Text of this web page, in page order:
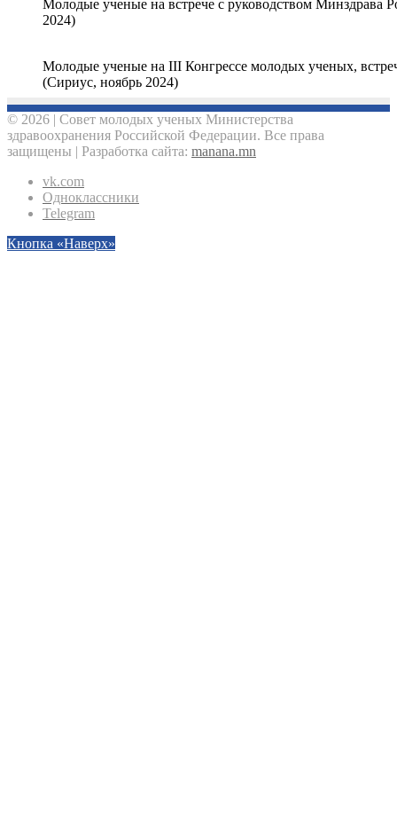
Молодые ученые на встрече с руководством Минздрава
2024)
Молодые ученые на III Конгрессе молодых ученых,
(Сириус, ноябрь 2024)
© 2026 | Совет молодых ученых Министерства
здравоохранения Российской Федерации. Все права
защищены | Разработка сайта: manana.mn
vk.com
Одноклассники
Telegram
Кнопка «Наверх»